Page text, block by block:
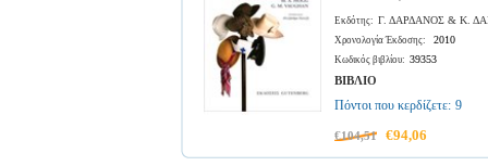
Εκδότης: Γ. ΔΑΡΔΑΝΟΣ & Κ.
Χρονολογία Έκδοσης: 2010
Κωδικός βιβλίου: 39353
ΒΙΒΛΙΟ
Πόντοι που κερδίζετε: 9
€104,51 €94,06